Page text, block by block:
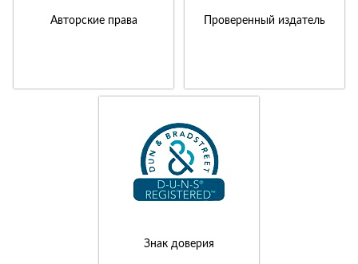
Авторские права Проверенный издатель
Знак доверия